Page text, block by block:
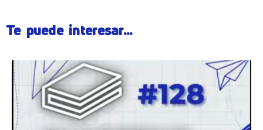
Te puede interesar...